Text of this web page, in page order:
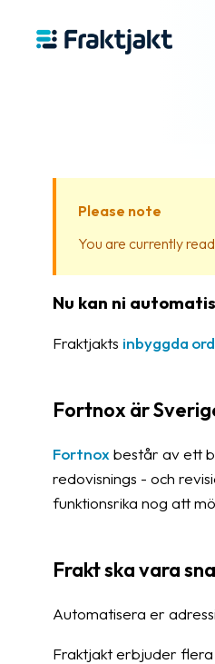
Please note
You are currently
Nu kan ni
Fraktjakts inbyggda
Fortnox är
Fortnox består av ett
redovisnings - och
funktionsrika nog att
Frakt ska vara
Automatisera er
Fraktjakt erbjuder